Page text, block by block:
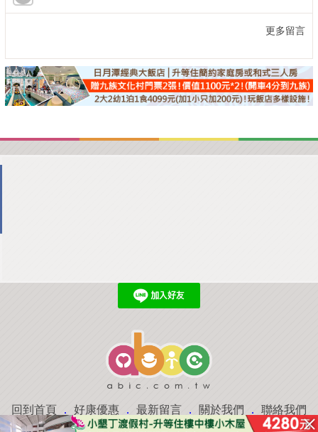
更多留言
回到首頁 ． 好康優惠 ． 最新留言 ． 關於我們 ． 聯絡我們
部落格微件．商家合作．討論區．推薦景點． APP下載